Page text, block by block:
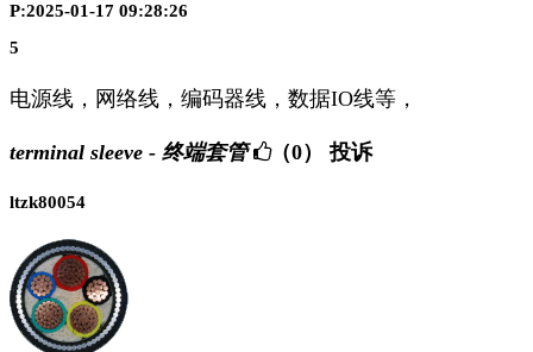
P:2025-01-17 09:28:26
5
电源线，网络线，编码器线，数据IO线等，
terminal sleeve - 终端套管 （0） 投诉
ltzk80054